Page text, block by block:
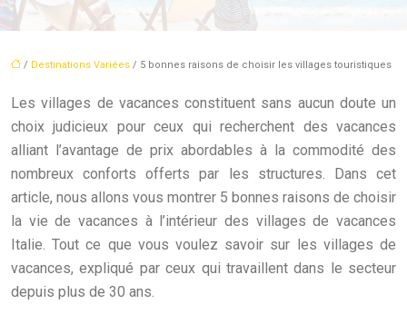
/ Destinations Variées / 5 bonnes raisons de choisir les villages touristiques
Les villages de vacances constituent sans aucun doute un
choix judicieux pour ceux qui recherchent des vacances
alliant l’avantage de prix abordables à la commodité des
nombreux conforts offerts par les structures. Dans cet
article, nous allons vous montrer 5 bonnes raisons de choisir
la vie de vacances à l’intérieur des villages de vacances
Italie. Tout ce que vous voulez savoir sur les villages de
vacances, expliqué par ceux qui travaillent dans le secteur
depuis plus de 30 ans.